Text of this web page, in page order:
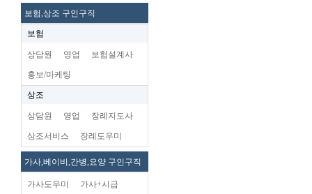
보험,상조 구인구직
보험
상담원 영업 보험설계사
홍보/마케팅
상조
상담원 영업 장례지도사
상조서비스 장례도우미
가사,베이비,간병,요양 구인구직
가사도우미 가사+시급